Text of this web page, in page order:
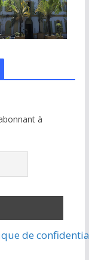
à
de